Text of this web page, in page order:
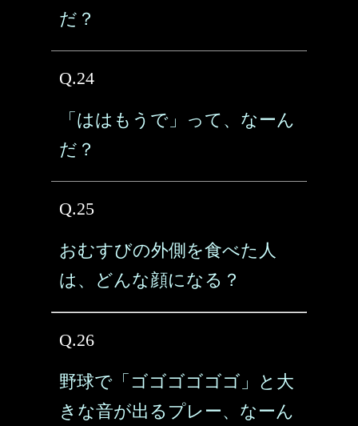
だ？
Q.24
「ははもうで」って、なーん
だ？
Q.25
おむすびの外側を食べた人
は、どんな顔になる？
Q.26
野球で「ゴゴゴゴゴゴ」と大
きな音が出るプレー、なーん